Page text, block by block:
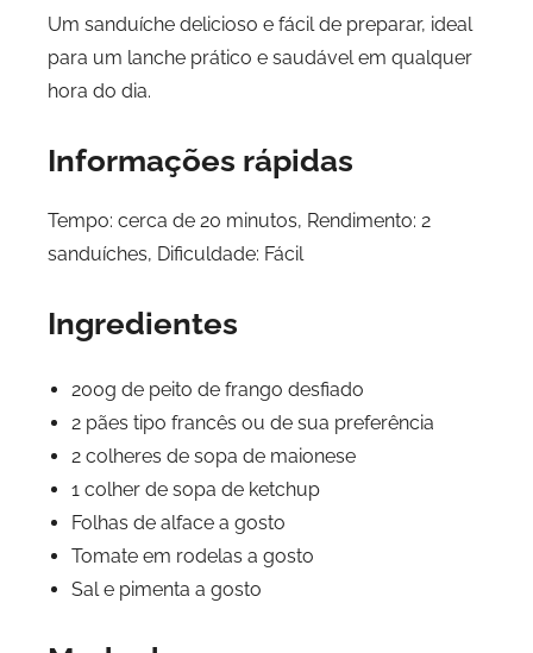
Um sanduíche delicioso e fácil de preparar, ideal
para um lanche prático e saudável em qualquer
hora do dia.
Informações rápidas
Tempo: cerca de 20 minutos, Rendimento: 2
sanduíches, Dificuldade: Fácil
Ingredientes
200g de peito de frango desfiado
2 pães tipo francês ou de sua preferência
2 colheres de sopa de maionese
1 colher de sopa de ketchup
Folhas de alface a gosto
Tomate em rodelas a gosto
Sal e pimenta a gosto